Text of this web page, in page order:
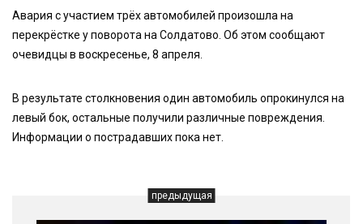
Авария с участием трёх автомобилей произошла на
перекрёстке у поворота на Солдатово. Об этом сообщают
очевидцы в воскресенье, 8 апреля.
В результате столкновения один автомобиль опрокинулся на
левый бок, остальные получили различные повреждения.
Информации о пострадавших пока нет.
предыдущая